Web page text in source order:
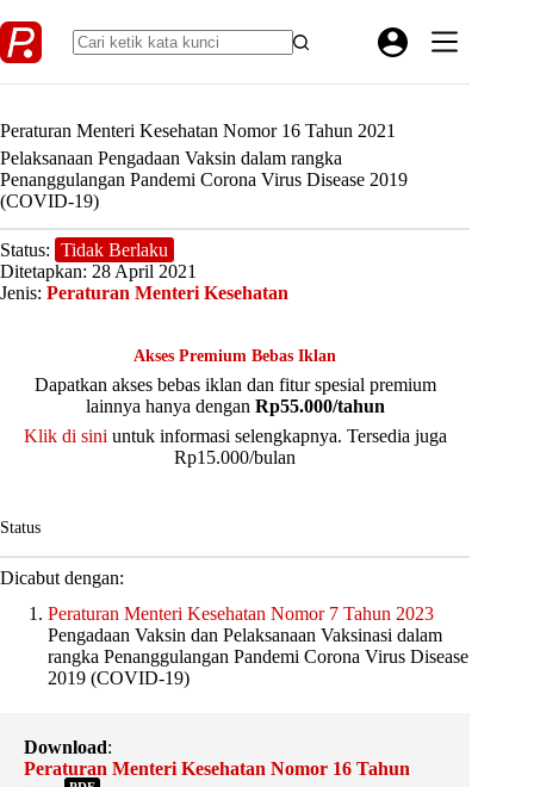
to
content
Peraturan Menteri Kesehatan Nomor 16 Tahun 2021
Pelaksanaan Pengadaan Vaksin dalam rangka
Penanggulangan Pandemi Corona Virus Disease 2019
(COVID-19)
Status: Tidak Berlaku
Ditetapkan: 28 April 2021
Jenis: Peraturan Menteri Kesehatan
Akses Premium Bebas Iklan
Dapatkan akses bebas iklan dan fitur spesial premium
lainnya hanya dengan Rp55.000/tahun
Klik di sini untuk informasi selengkapnya. Tersedia juga
Rp15.000/bulan
Status
Dicabut dengan:
Peraturan Menteri Kesehatan Nomor 7 Tahun 2023
Pengadaan Vaksin dan Pelaksanaan Vaksinasi dalam
rangka Penanggulangan Pandemi Corona Virus Disease
2019 (COVID-19)
Download:
Peraturan Menteri Kesehatan Nomor 16 Tahun